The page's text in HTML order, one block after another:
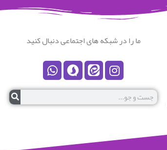
ما را در شبکه های اجتماعی دنبال کنید